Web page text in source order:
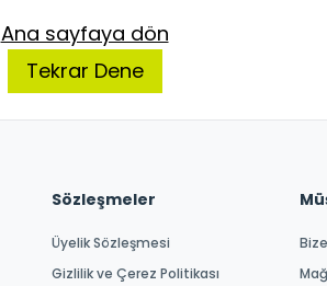
Ana sayfaya dön
Tekrar Dene
Sözleşmeler
Üyelik Sözleşmesi
Gizlilik ve Çerez Politikası